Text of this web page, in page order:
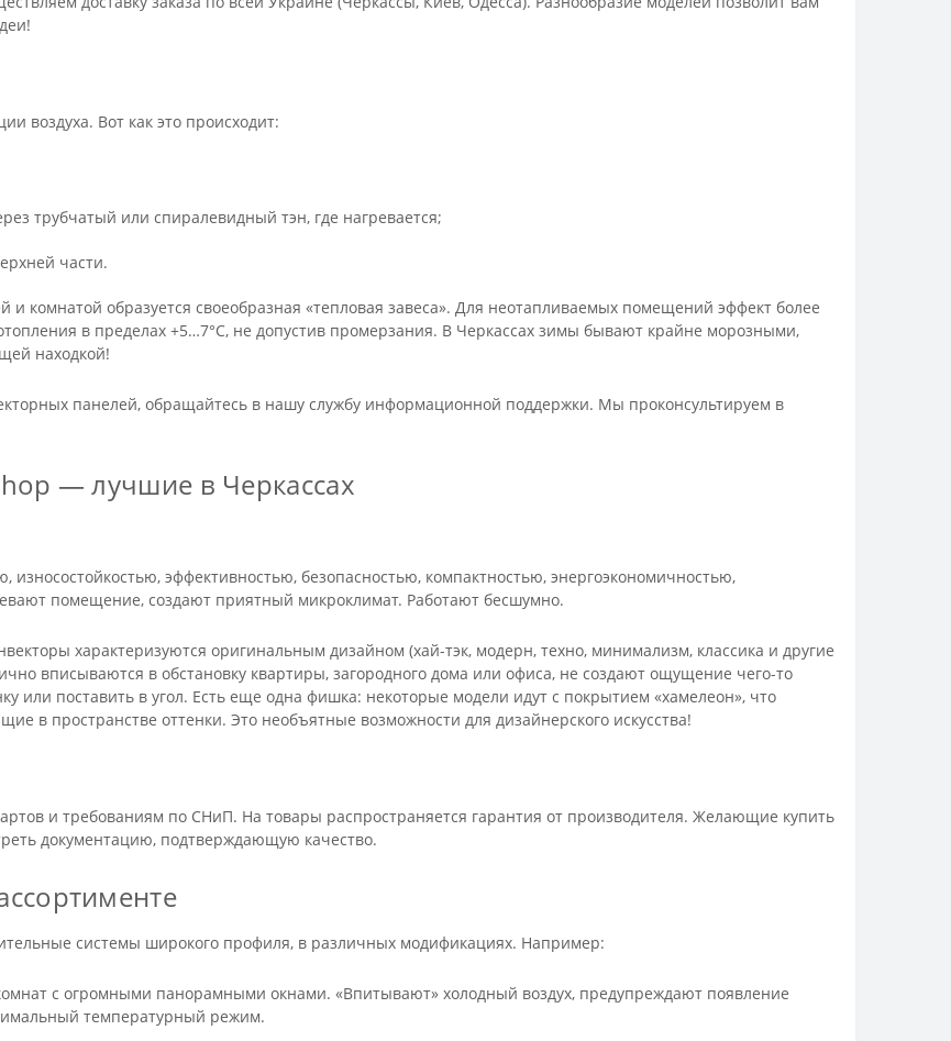
воздуха. Вот как это происходит:
трубчатый или спиралевидный тэн, где нагревается;
части.
и комнатой образуется своеобразная «тепловая завеса». Для неотапливаемых помещений эффект более
в пределах +5…7°С, не допустив промерзания. В Черкассах зимы бывают крайне морозными,
находкой!
панелей, обращайтесь в нашу службу информационной поддержки. Мы проконсультируем в
— лучшие в Черкассах
эффективностью, безопасностью, компактностью, энергоэкономичностью,
помещение, создают приятный микроклимат. Работают бесшумно.
характеризуются оригинальным дизайном (хай-тэк, модерн, техно, минимализм, классика и другие
вписываются в обстановку квартиры, загородного дома или офиса, не создают ощущение чего-то
или поставить в угол. Есть еще одна фишка: некоторые модели идут с покрытием «хамелеон», что
в пространстве оттенки. Это необъятные возможности для дизайнерского искусства!
и требованиям по СНиП. На товары распространяется гарантия от производителя. Желающие купить
документацию, подтверждающую качество.
системы широкого профиля, в различных модификациях. Например:
с огромными панорамными окнами. «Впитывают» холодный воздух, предупреждают появление
температурный режим.